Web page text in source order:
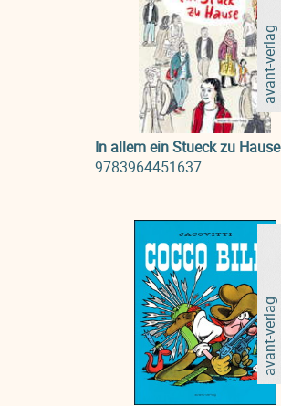
avant-verlag
In allem ein Stueck zu Hause
9783964451637
avant-verlag